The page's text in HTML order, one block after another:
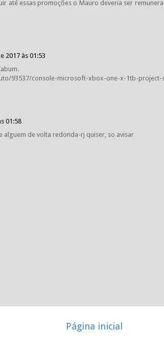
até essas promoções o Mauro deveria ser
2017 às 01:53
93537/console-microsoft-xbox-one-x-1tb-
01:58
alguem de volta redonda-rj quiser, so avisar
Página inicial